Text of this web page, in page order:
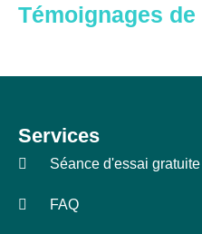
Témoignages de
Services
Séance d'essai gratuite
FAQ